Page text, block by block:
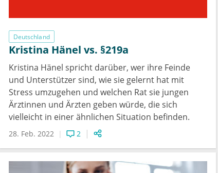
Deutschland
Kristina Hänel vs. §219a
Kristina Hänel spricht darüber, wer ihre Feinde
und Unterstützer sind, wie sie gelernt hat mit
Stress umzugehen und welchen Rat sie jungen
Ärztinnen und Ärzten geben würde, die sich
vielleicht in einer ähnlichen Situation befinden.
28. Feb. 2022 2